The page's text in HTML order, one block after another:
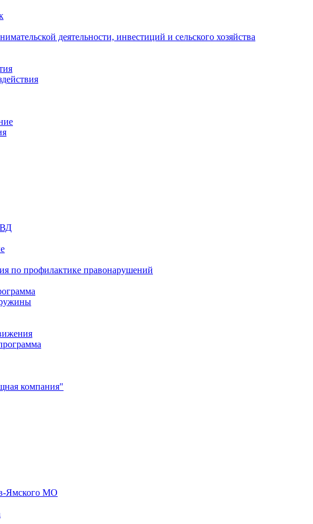
деятельности, инвестиций и сельского хозяйства
по профилактике правонарушений
компания"
Ямского МО